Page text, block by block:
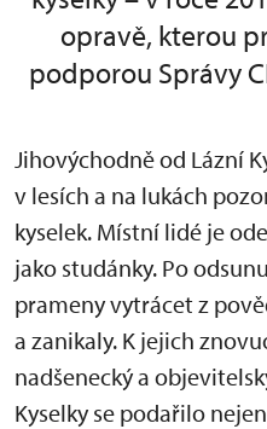
opravě, kterou
podporou Správy
Jihovýchodně od Lázní
v lesích a na lukách
kyselek. Místní lidé je
jako studánky. Po
prameny vytrácet z
a zanikaly. K jejich
nadšenecký a
Kyselky se podařilo